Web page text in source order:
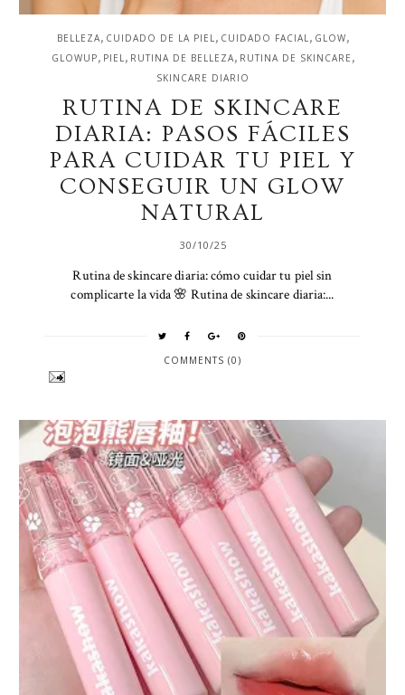
BELLEZA, CUIDADO DE LA PIEL, CUIDADO FACIAL, GLOW,
GLOWUP, PIEL, RUTINA DE BELLEZA, RUTINA DE SKINCARE ,
SKINCARE DIARIO
RUTINA DE SKINCARE
DIARIA: PASOS FÁCILES
PARA CUIDAR TU PIEL Y
CONSEGUIR UN GLOW
NATURAL
30/10/25
Rutina de skincare diaria: cómo cuidar tu piel sin
complicarte la vida 🌸 Rutina de skincare diaria:...
COMMENTS (0)